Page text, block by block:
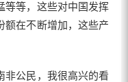
等等，这些对中国发挥
额在不断增加，这些产
公民，我很高兴的看